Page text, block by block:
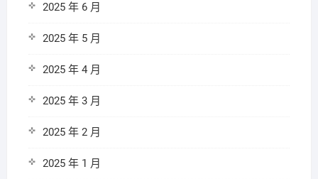
2025 年 6 月
2025 年 5 月
2025 年 4 月
2025 年 3 月
2025 年 2 月
2025 年 1 月